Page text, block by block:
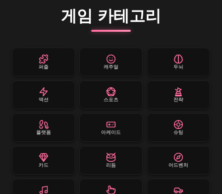
게임 카테고리
퍼즐 캐주얼 두뇌
액션 스포츠 전략
플랫폼 아케이드 슈팅
카드 리듬 어드벤처